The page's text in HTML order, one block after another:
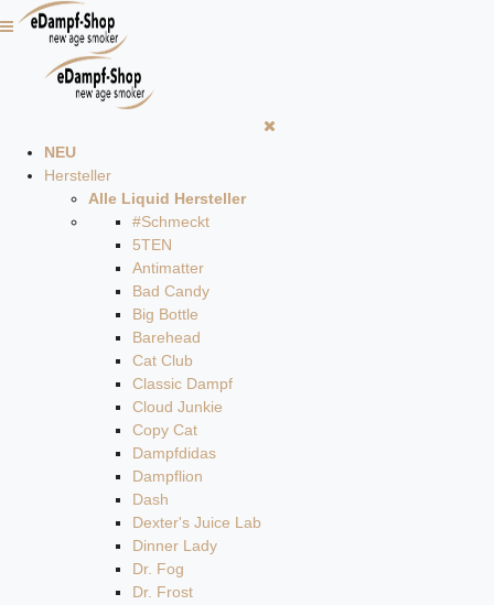
NEU
Hersteller
Alle Liquid Hersteller
#Schmeckt
5TEN
Antimatter
Bad Candy
Big Bottle
Barehead
Cat Club
Classic Dampf
Cloud Junkie
Copy Cat
Dampfdidas
Dampflion
Dash
Dexter's Juice Lab
Dinner Lady
Dr. Fog
Dr. Frost